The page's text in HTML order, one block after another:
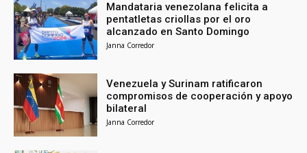
Mandataria venezolana felicita a
pentatletas criollas por el oro
alcanzado en Santo Domingo
Janna Corredor
Venezuela y Surinam ratificaron
compromisos de cooperación y apoyo
bilateral
Janna Corredor